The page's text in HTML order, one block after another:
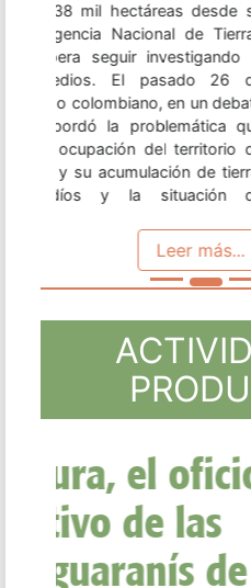
jueves en el quinto
Común del Sur
adhesión fuera
presidencial del bloque
la ciudad brasileña de Río
Informe
de 30
mujeres
las
tierra y